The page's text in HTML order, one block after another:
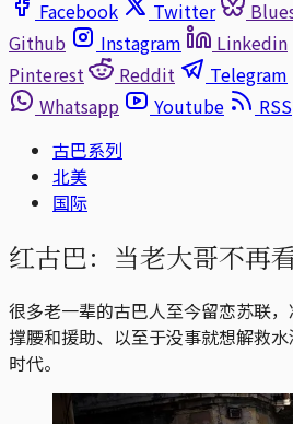
Facebook
Twitter
Github
Instagram Linkedin
Pinterest
Reddit Telegram
Whatsapp
Youtube
RSS
古巴系列
北美
国际
红古巴：当老大哥不再
很多老一辈的古巴人至今留恋苏联
撑腰和援助、以至于没事就想解救
时代。